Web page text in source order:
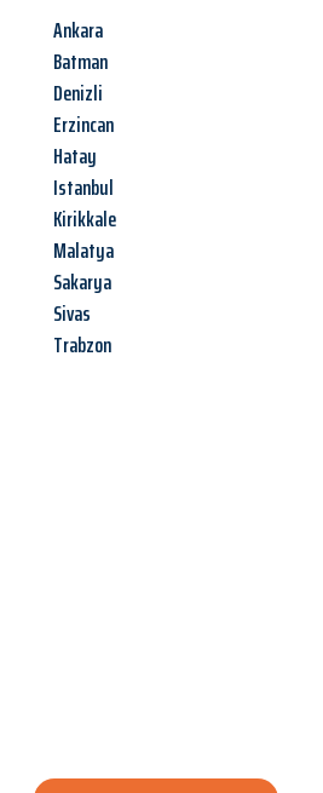
Ankara
Batman
Denizli
Erzincan
Hatay
Istanbul
Kirikkale
Malatya
Sakarya
Sivas
Trabzon